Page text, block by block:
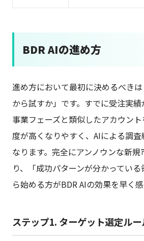
BDR AIの進め方
進め方において最初に決めるべき
から試すか」です。すでに受注実績
事業フェーズと類似したアカウン
度が高くなりやすく、AIによる調
なります。完全にアンノウンな新
り、「成功パターンが分かってい
ら始める方がBDR AIの効果を早く感
ステップ1. ターゲット選定ル